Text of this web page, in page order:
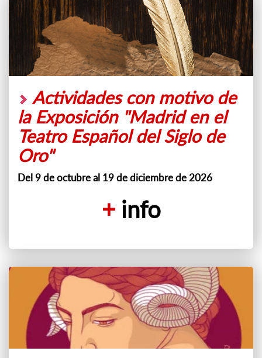
Actividades con motivo de
la Exposición "Madrid en el
Teatro Español del Siglo de
Oro"
Del 9 de octubre al 19 de diciembre de 2026
+info